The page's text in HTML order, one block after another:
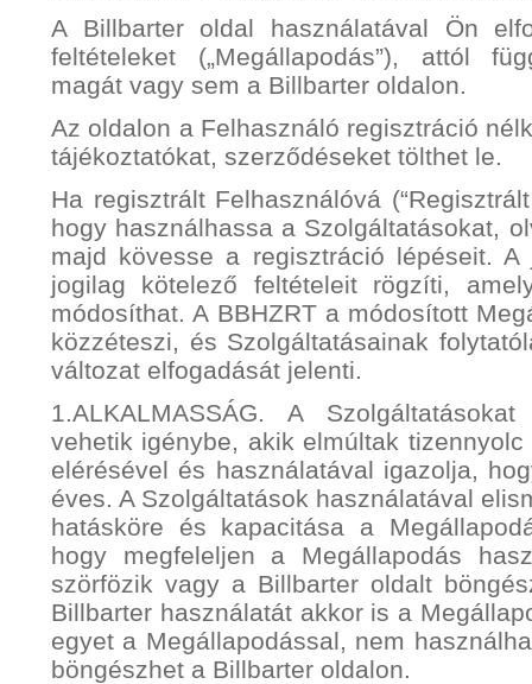
A Billbarter oldal használatával Ön
feltételeket („Megállapodás”), attól
magát vagy sem a Billbarter oldalon.
Az oldalon a Felhasználó regisztráció
tájékoztatókat, szerződéseket tölthet le.
Ha regisztrált Felhasználóvá
hogy használhassa a Szolgáltatásokat,
majd kövesse a regisztráció lépéseit.
jogilag kötelező feltételeit rögzíti,
módosíthat. A BBHZRT a módosított
közzéteszi, és Szolgáltatásainak
változat elfogadását jelenti.
1.ALKALMASSÁG. A
vehetik igénybe, akik elmúltak
elérésével és használatával igazolja,
éves. A Szolgáltatások használatával
hatásköre és kapacitása a
hogy megfeleljen a Megállapodás
szörfözik vagy a Billbarter oldalt
Billbarter használatát akkor is a
egyet a Megállapodással, nem
böngészhet a Billbarter oldalon.